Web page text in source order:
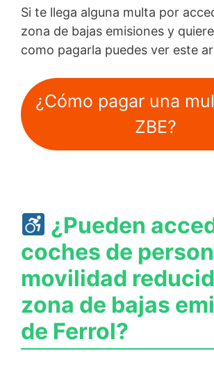
Si te llega alguna multa por
zona de bajas emisiones y
como pagarla puedes ver este
¿Cómo pagar una
ZBE?
¿Pueden
coches de
movilidad
zona de bajas
de Ferrol?